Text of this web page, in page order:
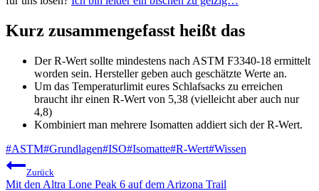
Kurz zusammengefasst heißt das
Der R-Wert sollte mindestens nach ASTM F3340-18 ermittelt
worden sein. Hersteller geben auch geschätzte Werte an.
Um das Temperaturlimit eures Schlafsacks zu erreichen
braucht ihr einen R-Wert von 5,38 (vielleicht aber auch nur
4,8)
Kombiniert man mehrere Isomatten addiert sich der R-Wert.
Schlagworte:
#ASTM#Grundlagen#ISO#Isomatte#R-Wert#Wissen
Beitragsnavigation
Zurück
Mit den Altra Lone Peak 6 auf dem Arizona Trail